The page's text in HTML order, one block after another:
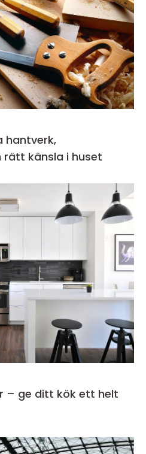
rätt känsla i huset
– ge ditt kök ett helt